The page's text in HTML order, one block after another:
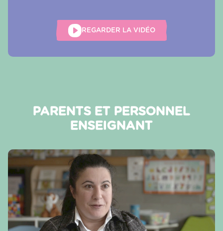
REGARDER LA VIDÉO
PARENTS ET PERSONNEL
ENSEIGNANT